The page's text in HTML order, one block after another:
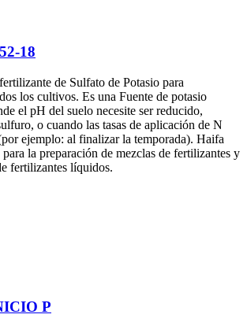
18
de Sulfato de Potasio para
los cultivos. Es una Fuente de potasio
el pH del suelo necesite ser reducido,
o cuando las tasas de aplicación de N
ejemplo: al finalizar la temporada). Haifa
la preparación de mezclas de fertilizantes y
fertilizantes líquidos.
P